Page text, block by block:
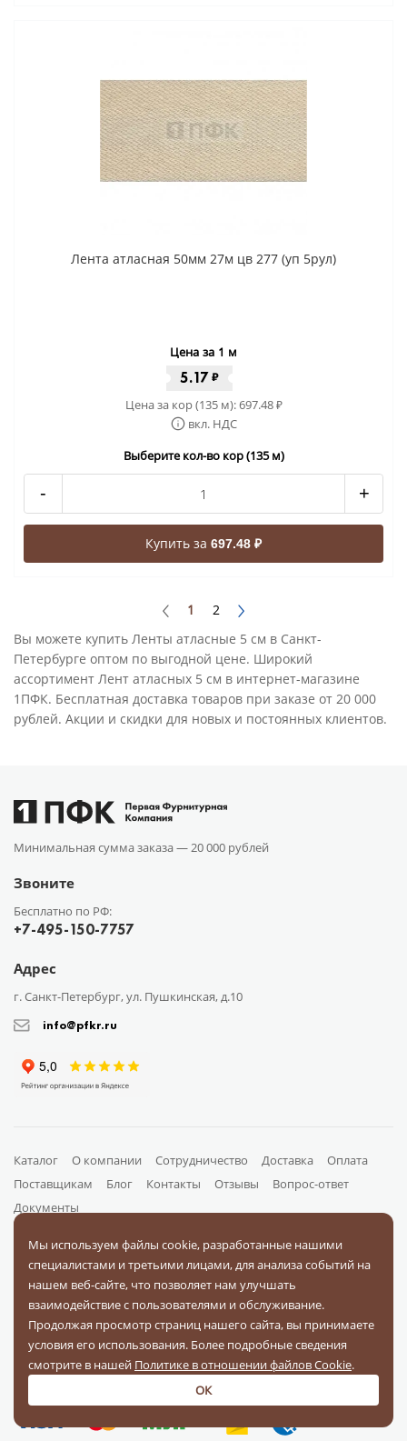
Лента атласная 50мм 27м цв 277 (уп 5рул)
Цена за 1 м
5.17 ₽
Цена за кор (135 м):697.48₽
вкл. НДС
Выберите кол-во кор (135 м)
- +
Купить за 697.48 ₽
1
2
Вы можете купить Ленты атласные 5 см в Санкт-
Петербурге оптом по выгодной цене. Широкий
ассортимент Лент атласных 5 см в интернет-магазине
1ПФК. Бесплатная доставка товаров при заказе от 20 000
рублей. Акции и скидки для новых и постоянных клиентов.
Минимальная сумма заказа —20 000 рублей
Звоните
Бесплатно по РФ:
+7-495-150-7757
Адрес
г. Санкт-Петербург, ул. Пушкинская, д.10
info@pfkr.ru
Каталог О компании Сотрудничество Доставка
Оплата
Поставщикам
Блог Контакты Отзывы
Вопрос-ответ
Документы
Оплачивайте заказы
На связи в соц. сетях
Мы используем файлы cookie, разработанные нашими
специалистами и третьими лицами, для анализа событий на
нашем веб-сайте, что позволяет нам улучшать
взаимодействие с пользователями и обслуживание.
Продолжая просмотр страниц нашего сайта, вы принимаете
условия его использования. Более подробные сведения
смотрите в нашей Политике в отношении файлов Cookie.
ОК